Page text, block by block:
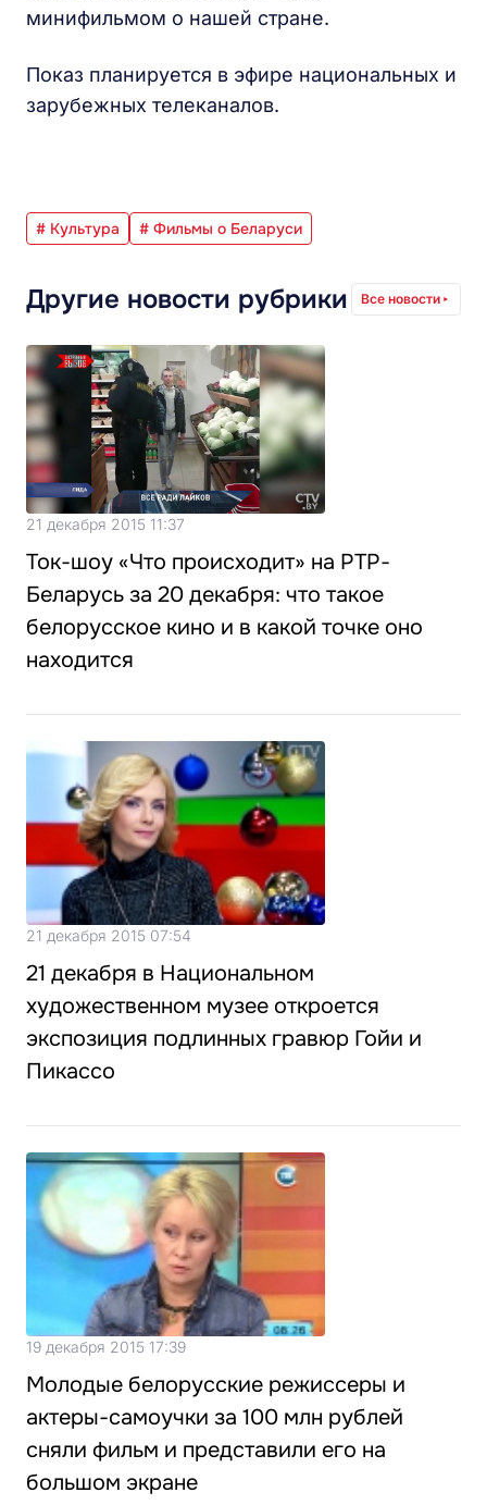
минифильмом о нашей стране.
Показ планируется в эфире национальных и
зарубежных телеканалов.
# Культура # Фильмы о Беларуси
Другие новости рубрики Все новости
21 декабря 2015 11:37
Ток-шоу «Что происходит» на РТР-
Беларусь за 20 декабря: что такое
белорусское кино и в какой точке оно
находится
21 декабря 2015 07:54
21 декабря в Национальном
художественном музее откроется
экспозиция подлинных гравюр Гойи и
Пикассо
19 декабря 2015 17:39
Молодые белорусские режиссеры и
актеры-самоучки за 100 млн рублей
сняли фильм и представили его на
большом экране